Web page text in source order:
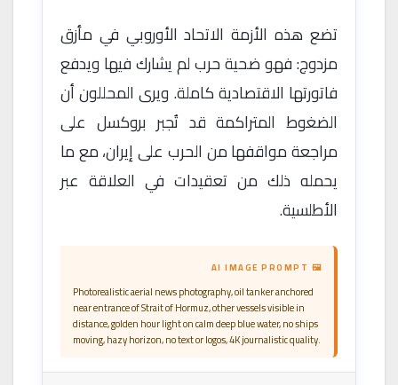
تضع هذه الأزمة الاتحاد الأوروبي في مأزق
مزدوج: فهو ضحية حرب لم يشارك فيها ويدفع
فاتورتها الاقتصادية كاملة. ويرى المحللون أن
الضغوط المتراكمة قد تُجبر بروكسل على
مراجعة مواقفها من الحرب على إيران، مع ما
يحمله ذلك من تعقيدات في العلاقة عبر
الأطلسية.
🖼 AI IMAGE PROMPT
Photorealistic aerial news photography, oil tanker anchored
near entrance of Strait of Hormuz, other vessels visible in
distance, golden hour light on calm deep blue water, no ships
moving, hazy horizon, no text or logos, 4K journalistic quality.